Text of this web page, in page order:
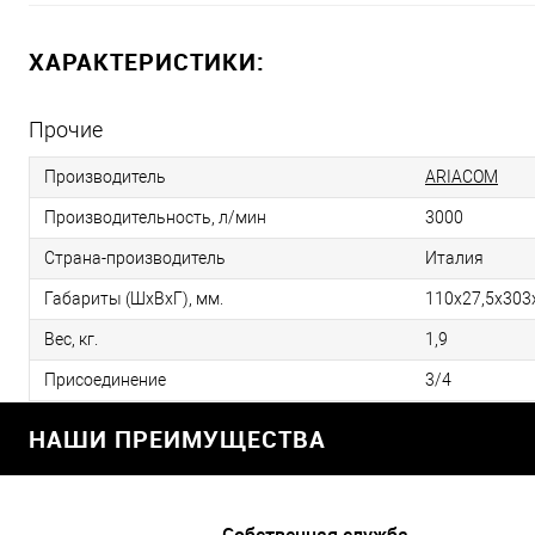
ХАРАКТЕРИСТИКИ:
Прочие
Производитель ARIACOM
Производительность, л/мин 3000
Страна-производитель Италия
Габариты (ШхВхГ), мм.
Вес, кг. 1,9
Присоединение 3/4
НАШИ ПРЕИМУЩЕСТВА